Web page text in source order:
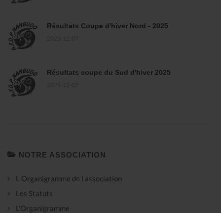
Résultats Coupe d'hiver Nord - 2025
Résultats coupe du Sud d'hiver 2025
NOTRE ASSOCIATION
L Organigramme de l association
Les Statuts
L'Organigramme